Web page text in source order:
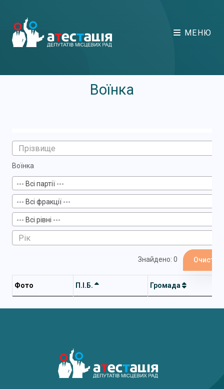
МЕНЮ
Воїнка
Воїнка
--- Всі партії ---
--- Всі фракції ---
--- Всі рівні ---
Знайдено: 0
Фото П.І.Б. Громада